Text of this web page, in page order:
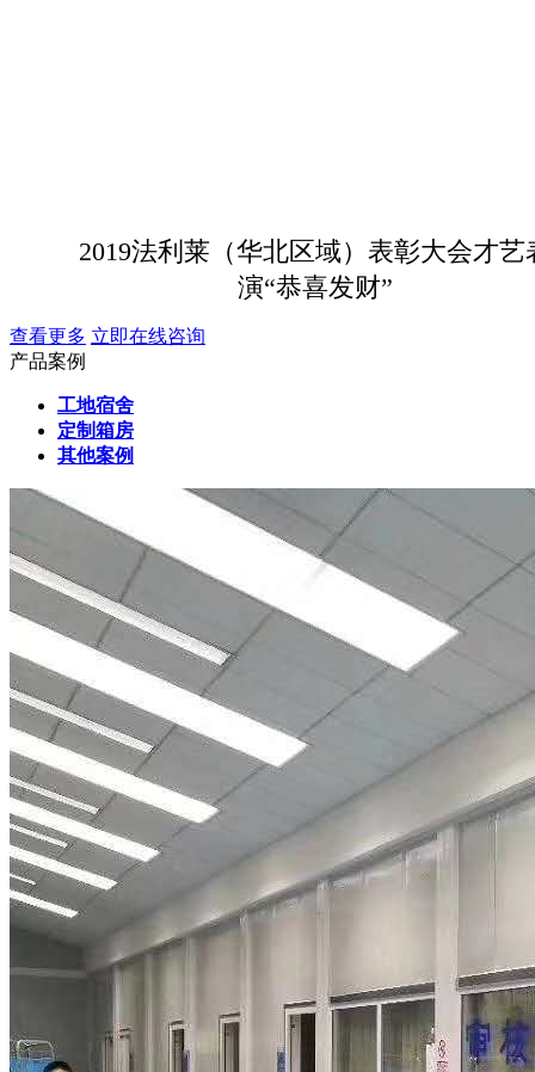
2019法利莱（华北区域）表彰大会才艺
演“恭喜发财”
查看更多 立即在线咨询
产品案例
工地宿舍
定制箱房
其他案例